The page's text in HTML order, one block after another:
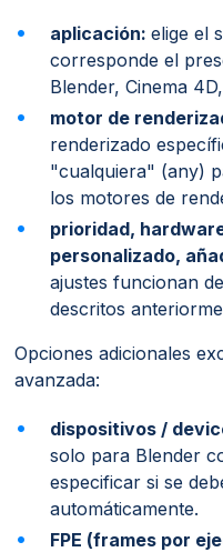
aplicación:elige el
corresponde el
Blender, Cinema
motor de
renderizado
"cualquiera" (any)
los motores de
prioridad,
personalizado,
ajustes funcionan
descritos
Opciones adicionales
avanzada:
dispositivos /
solo para Blender
especificar si se
automáticamente.
FPE (frames por